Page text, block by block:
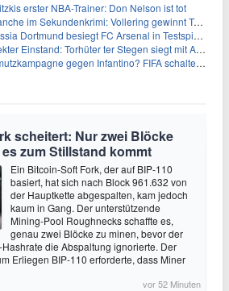
erster NBA-Trainer: Don Nelson ist tot
im Sekundenkrimi: Vollering gewinnt Tour
Dortmund besiegt FC Arsenal in Testspiel mit 3:2
Einstand: Torhüter ter Stegen siegt mit Ajax
gegen Infantino? FIFA schaltet auf Angriff
scheitert: Nur zwei Blöcke
zum Stillstand kommt
Ein Bitcoin-Soft Fork, der auf BIP-110
basiert, hat sich nach Block 961.632 von
der Hauptkette abgespalten, kam jedoch
kaum in Gang. Der unterstützende
Mining-Pool Roughnecks schaffte es,
genau zwei Blöcke zu minen, bevor der
die Abspaltung ignorierte. Der
Erliegen BIP-110 erforderte, dass Miner
vor 52 Minuten